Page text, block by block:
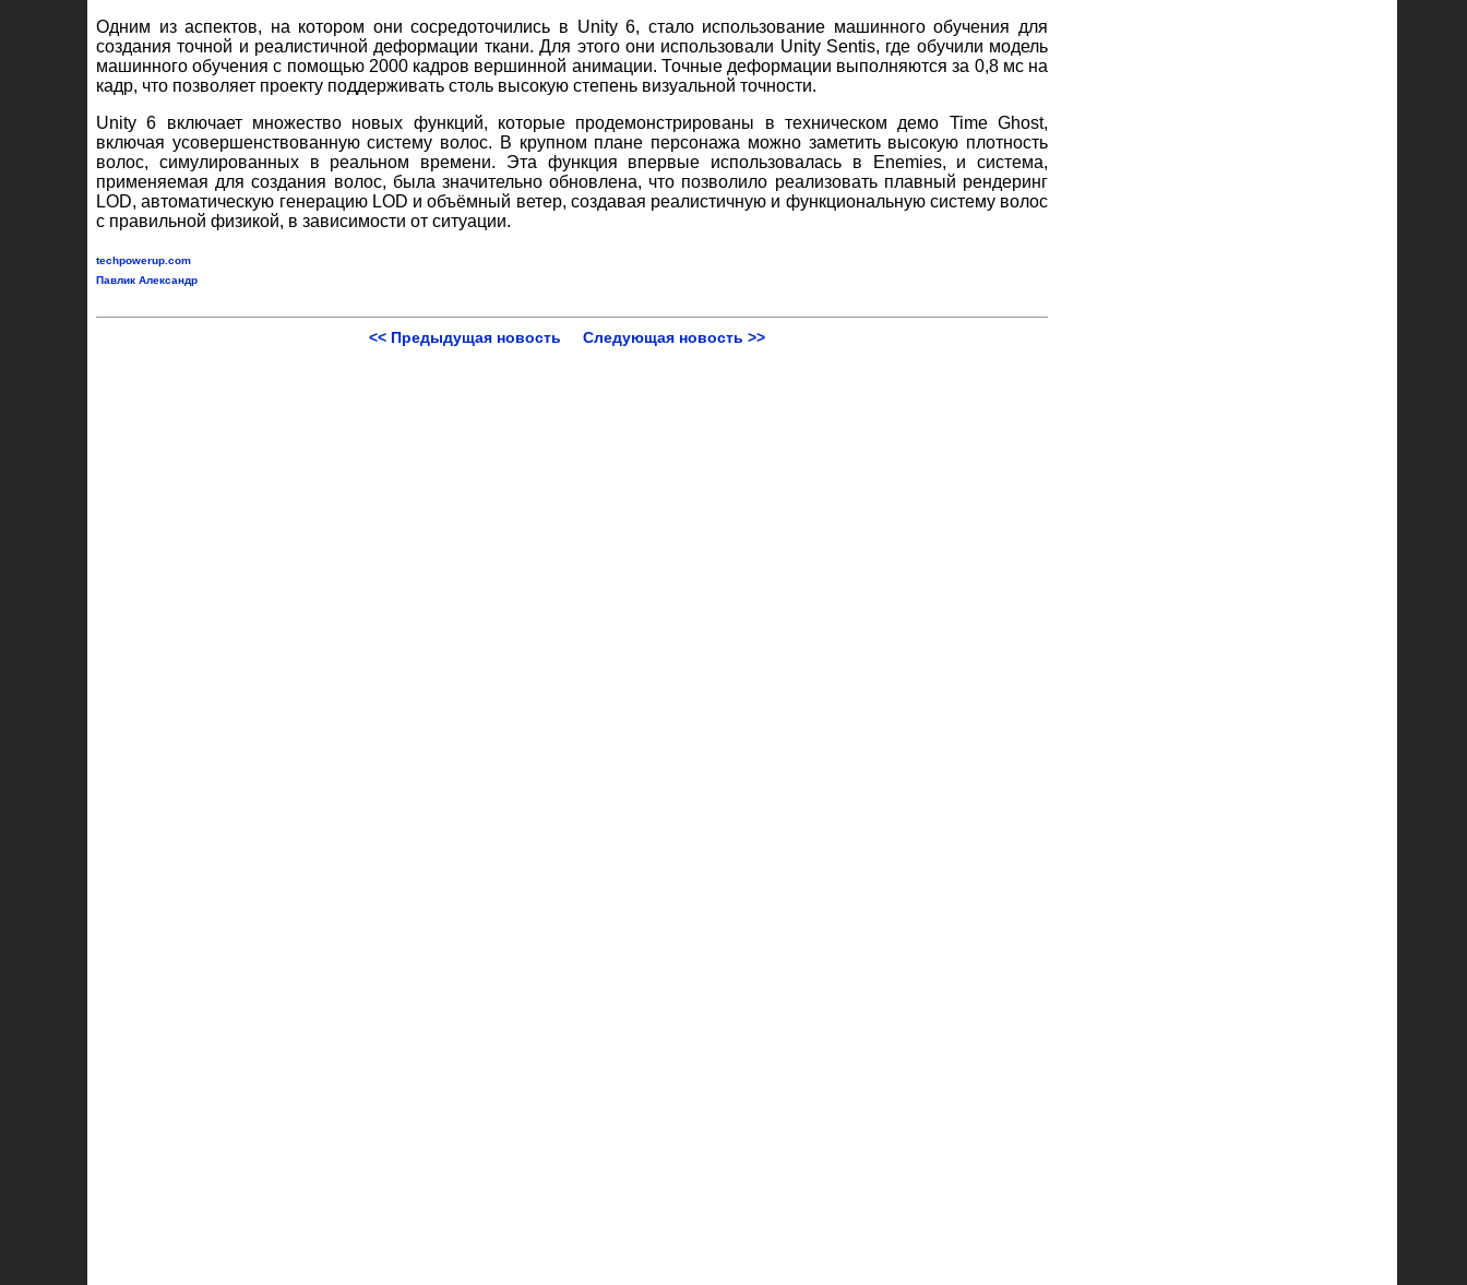
Одним из аспектов, на котором они сосредоточились в Unity 6, стало использование машинного обучения для
создания точной и реалистичной деформации ткани. Для этого они использовали Unity Sentis, где обучили модель
машинного обучения с помощью 2000 кадров вершинной анимации. Точные деформации выполняются за 0,8 мс на
кадр, что позволяет проекту поддерживать столь высокую степень визуальной точности.
Unity 6 включает множество новых функций, которые продемонстрированы в техническом демо Time Ghost,
включая усовершенствованную систему волос. В крупном плане персонажа можно заметить высокую плотность
волос, симулированных в реальном времени. Эта функция впервые использовалась в Enemies, и система,
применяемая для создания волос, была значительно обновлена, что позволило реализовать плавный рендеринг
LOD, автоматическую генерацию LOD и объёмный ветер, создавая реалистичную и функциональную систему волос
с правильной физикой, в зависимости от ситуации.
techpowerup.com
Павлик Александр
<< Предыдущая новость Следующая новость >>